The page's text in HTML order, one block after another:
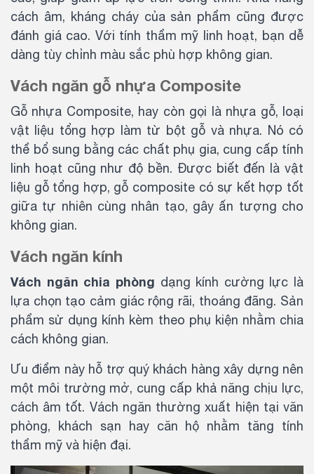
cách âm, kháng cháy của sản phẩm cũng được
đánh giá cao. Với tính thẩm mỹ linh hoạt, bạn dễ
dàng tùy chỉnh màu sắc phù hợp không gian.
Vách ngăn gỗ nhựa Composite
Gỗ nhựa Composite, hay còn gọi là nhựa gỗ, loại
vật liệu tổng hợp làm từ bột gỗ và nhựa. Nó có
thể bổ sung bằng các chất phụ gia, cung cấp tính
linh hoạt cũng như độ bền. Được biết đến là vật
liệu gỗ tổng hợp, gỗ composite có sự kết hợp tốt
giữa tự nhiên cùng nhân tạo, gây ấn tượng cho
không gian.
Vách ngăn kính
Vách ngăn chia phòng dạng kính cường lực là
lựa chọn tạo cảm giác rộng rãi, thoáng đãng. Sản
phẩm sử dụng kính kèm theo phụ kiện nhằm chia
cách không gian.
Ưu điểm này hỗ trợ quý khách hàng xây dựng nên
một môi trường mở, cung cấp khả năng chịu lực,
cách âm tốt. Vách ngăn thường xuất hiện tại văn
phòng, khách sạn hay căn hộ nhằm tăng tính
thẩm mỹ và hiện đại.